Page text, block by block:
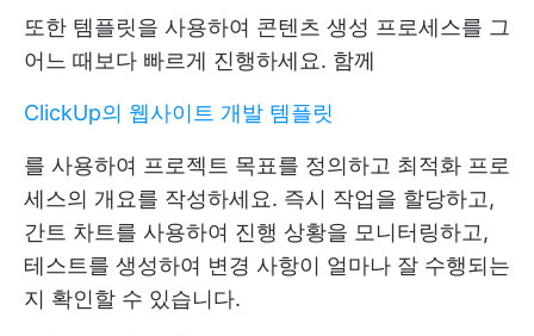
또한 템플릿을 사용하여 콘텐츠 생성 프로세스를 그
어느 때보다 빠르게 진행하세요. 함께
ClickUp의 웹사이트 개발 템플릿
를 사용하여 프로젝트 목표를 정의하고 최적화 프로
세스의 개요를 작성하세요. 즉시 작업을 할당하고,
간트 차트를 사용하여 진행 상황을 모니터링하고,
테스트를 생성하여 변경 사항이 얼마나 잘 수행되는
지 확인할 수 있습니다.